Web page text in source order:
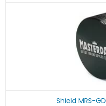
Shield MRS-